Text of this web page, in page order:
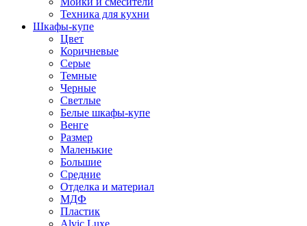
Техника для кухни
Шкафы-купе
Цвет
Коричневые
Серые
Темные
Черные
Светлые
Белые шкафы-купе
Венге
Размер
Маленькие
Большие
Средние
Отделка и материал
МДФ
Пластик
Alvic Luxe